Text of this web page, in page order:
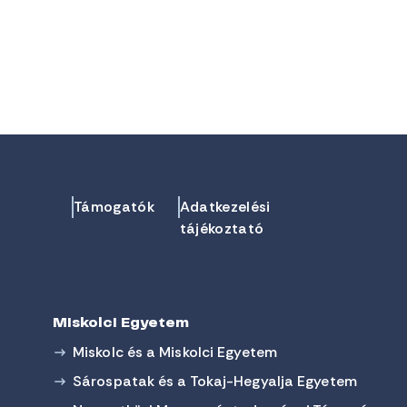
Támogatók
Adatkezelési
tájékoztató
Miskolci Egyetem
Miskolc és a Miskolci Egyetem
Sárospatak és a Tokaj-Hegyalja Egyetem